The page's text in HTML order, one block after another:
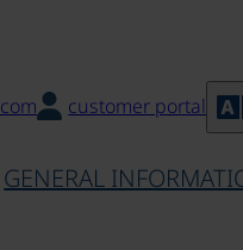
customer portal
GENERAL